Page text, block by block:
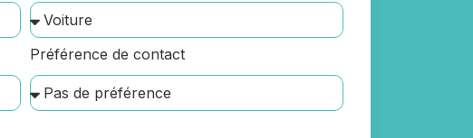
Préférence de contact